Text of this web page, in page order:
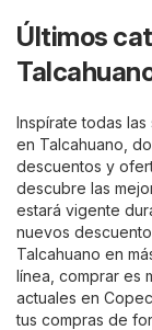
Últimos
Inspírate todas
en Talcahuano,
descuentos y
descubre las
estará vigente
nuevos
Talcahuano en
línea, comprar es
actuales en
tus compras de